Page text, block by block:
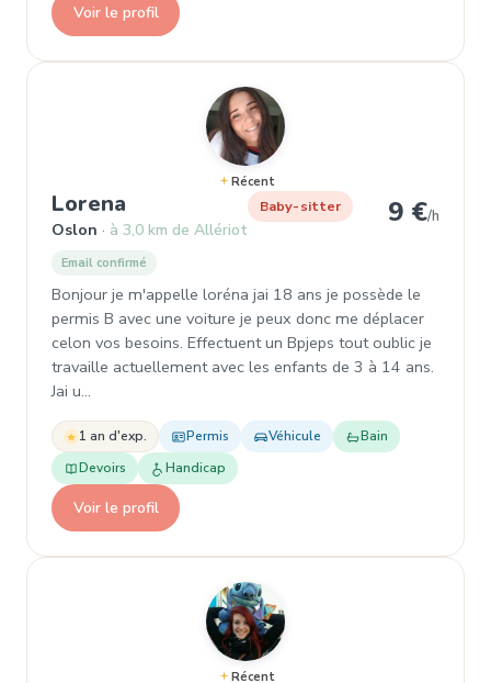
Voir le profil
Récent
Lorena , Baby-sitter à Oslon
Oslon à 3,0 km de Allériot
Baby-sitter 9 €/h
Email confirmé
Bonjour je m'appelle loréna jai 18 ans je possède le
permis B avec une voiture je peux donc me déplacer
celon vos besoins. Effectuent un Bpjeps tout oublic je
travaille actuellement avec les enfants de 3 à 14 ans.
Jai u…
1 an d'exp. Permis Véhicule
Bain
Devoirs
Handicap
Voir le profil
Récent